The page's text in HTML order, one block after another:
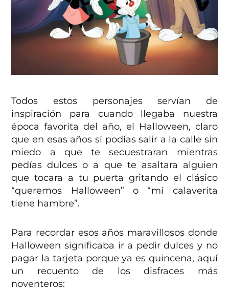
Todos estos personajes servían de
inspiración para cuando llegaba nuestra
época favorita del año, el Halloween, claro
que en esas años sí podías salir a la calle sin
miedo a que te secuestraran mientras
pedías dulces o a que te asaltara alguien
que tocara a tu puerta gritando el clásico
“queremos Halloween” o “mi calaverita
tiene hambre”.
Para recordar esos años maravillosos donde
Halloween significaba ir a pedir dulces y no
pagar la tarjeta porque ya es quincena, aquí
un recuento de los disfraces más
noventeros: